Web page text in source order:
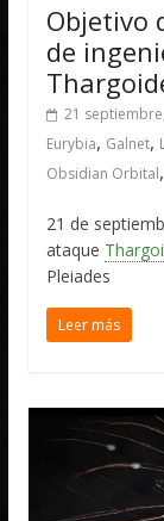
Objetivo
de
21
Eurybia, Galnet,
Obsidian Orbital,
21 de
ataque
Pleiades
Leer más